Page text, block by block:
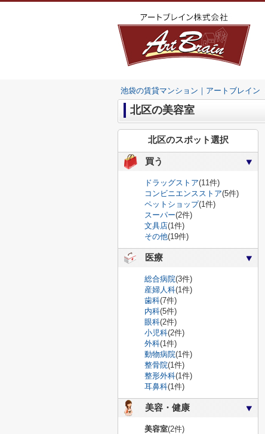
池袋の賃貸マンション｜アートブレイン
北区の美容室
北区のスポット選択
買う
ドラッグストア(11件)
コンビニエンスストア(5件)
ペットショップ(1件)
スーパー(2件)
文具店(1件)
その他(19件)
医療
総合病院(3件)
産婦人科(1件)
歯科(7件)
内科(5件)
眼科(2件)
小児科(2件)
外科(1件)
動物病院(1件)
整骨院(1件)
整形外科(1件)
耳鼻科(1件)
美容・健康
美容室(2件)